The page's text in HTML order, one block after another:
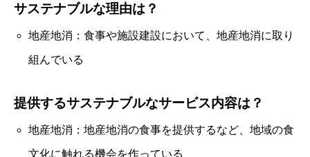
サステナブルな理由は？
地産地消：食事や施設建設において、地産地消に取り
組んでいる
提供するサステナブルなサービス内容は？
地産地消：地産地消の食事を提供するなど、地域の食
文化に触れる機会を作っている